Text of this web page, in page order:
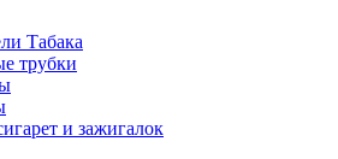
Табака
трубки
и зажигалок